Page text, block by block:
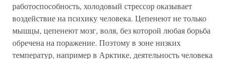
работоспособность, холодовый стрессор оказывает
воздействие на психику человека. Цепенеют не только
мышцы, цепенеют мозг, воля, без которой любая борьба
обречена на поражение. Поэтому в зоне низких
температур, например в Арктике, деятельность человека